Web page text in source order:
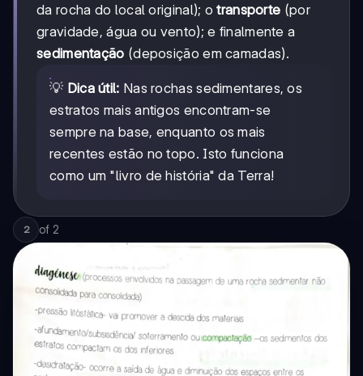
da rocha do local original); otransporte (por
gravidade, água ou vento); e finalmente a
sedimentação (deposição em camadas).
💡 Dica útil: Nas rochas sedimentares, os
estratos mais antigos encontram-se
sempre na base, enquanto os mais
recentes estão no topo. Isto funciona
como um "livro de história" da Terra!
2 of 2